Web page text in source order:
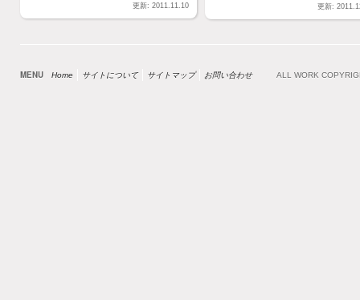
更新: 2011.11.10 更新:
MENU Home サイトについて サイトマップ お問い合わせ ALL WORK